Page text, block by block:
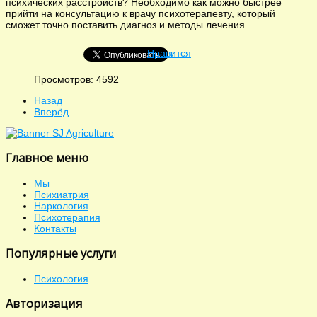
прийти на консультацию к врачу психотерапевту, который
сможет точно поставить диагноз и методы лечения.
Нравится
Просмотров: 4592
Назад
Вперёд
Главное меню
Мы
Психиатрия
Наркология
Психотерапия
Контакты
Популярные услуги
Психология
Авторизация